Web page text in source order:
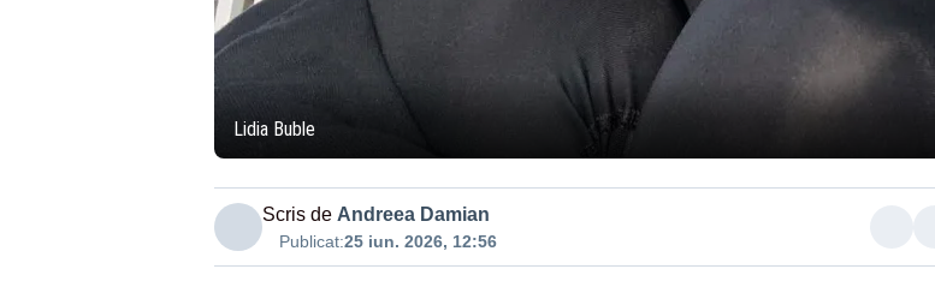
Lidia Buble
Scris de Andreea Damian
Publicat:25 iun. 2026, 12:56